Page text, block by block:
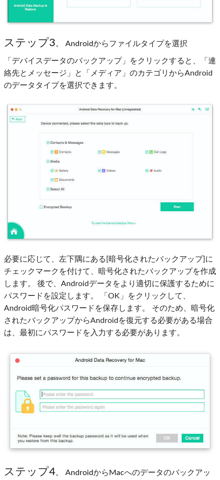
ステップ3。 Androidからファイルタイプを選択
「デバイスデータのバックアップ」をクリックすると、「連
絡先とメッセージ」と「メディア」のカテゴリからAndroid
のデータタイプを選択できます。
必要に応じて、左下隅にある[暗号化されたバックアップ]に
チェックマークを付けて、暗号化されたバックアップを作成
します。 後で、Androidデータをより適切に保護するために
パスワードを設定します。 「OK」をクリックして、
Android暗号化パスワードを保存します。 そのため、暗号化
されたバックアップからAndroidを復元する必要がある場合
は、最初にパスワードを入力する必要があります。
ステップ4。 AndroidからMacへのデータのバックアッ